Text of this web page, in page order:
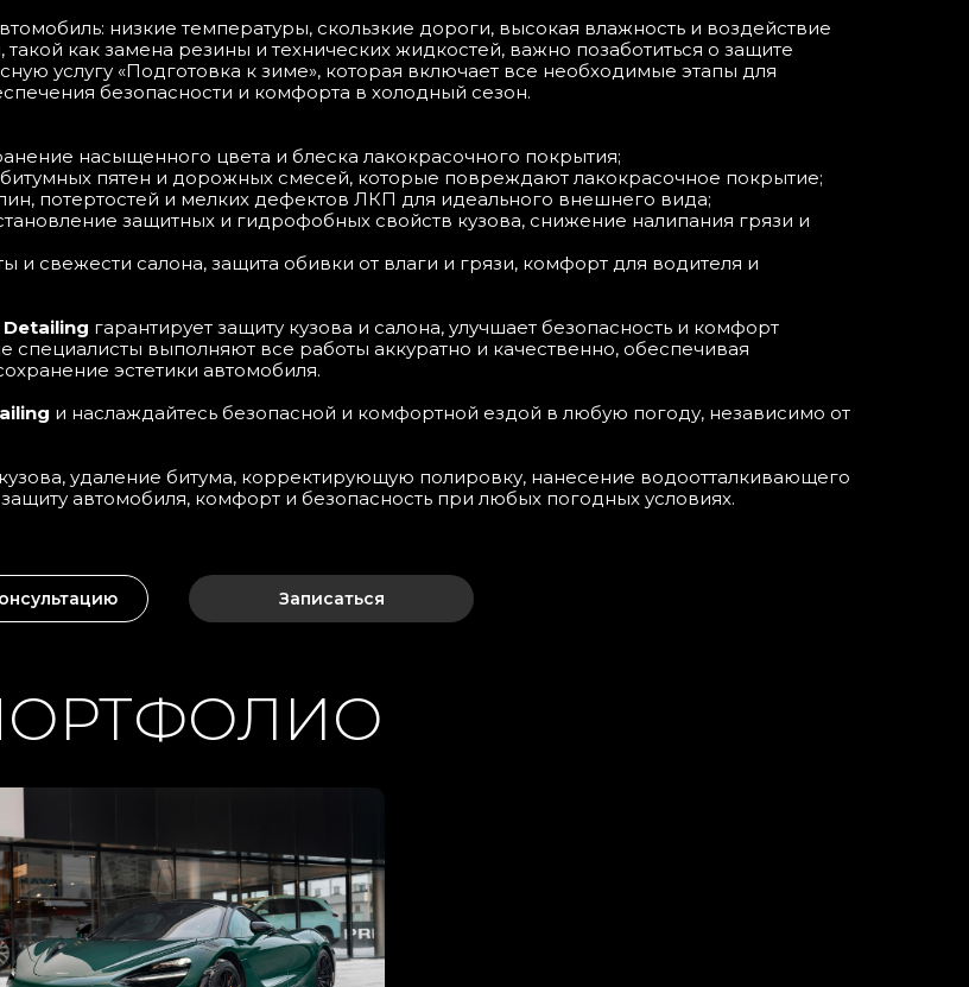
низкие температуры, скользкие дороги, высокая влажность и воздействие
как замена резины и технических жидкостей, важно позаботиться о защите
услугу «Подготовка к зиме», которая включает все необходимые этапы для
безопасности и комфорта в холодный сезон.
насыщенного цвета и блеска лакокрасочного покрытия;
битумных пятен и дорожных смесей, которые повреждают лакокрасочное покрытие;
потертостей и мелких дефектов ЛКП для идеального внешнего вида;
защитных и гидрофобных свойств кузова, снижение налипания грязи и
и свежести салона, защита обивки от влаги и грязи, комфорт для водителя и
Detailing гарантирует защиту кузова и салона, улучшает безопасность и комфорт
выполняют все работы аккуратно и качественно, обеспечивая
эстетики автомобиля.
и наслаждайтесь безопасной и комфортной ездой в любую погоду, независимо от
удаление битума, корректирующую полировку, нанесение водоотталкивающего
автомобиля, комфорт и безопасность при любых погодных условиях.
Записаться